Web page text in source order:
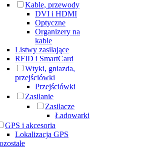
Kable, przewody
DVI i HDMI
Optyczne
Organizery na
kable
Listwy zasilające
RFID i SmartCard
Wtyki, gniazda,
przejściówki
Przejściówki
Zasilanie
Zasilacze
Ładowarki
GPS i akcesoria
Lokalizacja GPS